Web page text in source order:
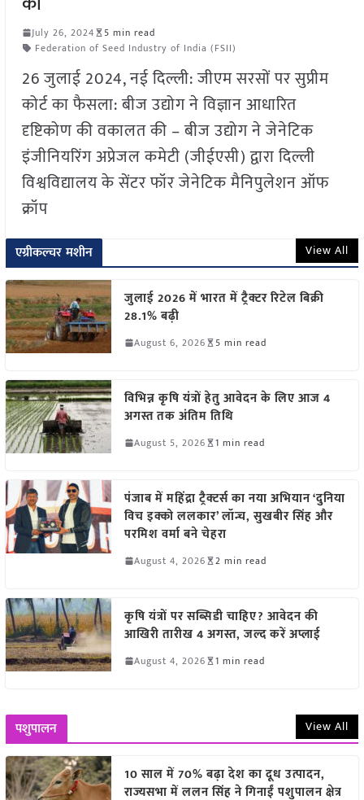
July 26, 2024
5 min read
Federation of Seed Industry of India (FSII)
26 जुलाई 2024, नई दिल्ली: जीएम सरसों पर सुप्रीम
कोर्ट का फैसला: बीज उद्योग ने विज्ञान आधारित
दृष्टिकोण की वकालत की – बीज उद्योग ने जेनेटिक
इंजीनियरिंग अप्रेजल कमेटी (जीईएसी) द्वारा दिल्ली
विश्वविद्यालय के सेंटर फॉर जेनेटिक मैनिपुलेशन ऑफ
क्रॉप
एग्रीकल्चर मशीन View All
जुलाई 2026 में भारत में ट्रैक्टर रिटेल बिक्री
28.1% बढ़ी
August 6, 2026 5 min read
विभिन्न कृषि यंत्रों हेतु आवेदन के लिए आज 4
अगस्त तक अंतिम तिथि
August 5, 2026 1 min read
पंजाब में महिंद्रा ट्रैक्टर्स का नया अभियान ‘दुनिया
विच इक्को ललकार’ लॉन्च, सुखबीर सिंह और
परमिश वर्मा बने चेहरा
August 4, 2026 2 min read
कृषि यंत्रों पर सब्सिडी चाहिए? आवेदन की
आखिरी तारीख 4 अगस्त, जल्द करें अप्लाई
August 4, 2026 1 min read
पशुपालन View All
10 साल में 70% बढ़ा देश का दूध उत्पादन,
राज्यसभा में ललन सिंह ने गिनाईं पशुपालन क्षेत्र